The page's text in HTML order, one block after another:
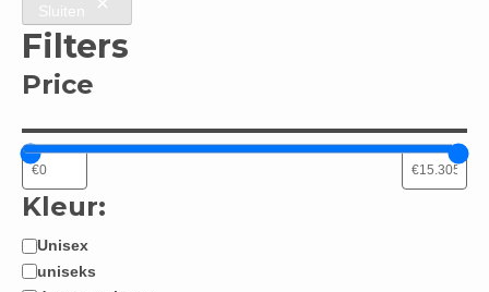
Sluiten
Filters
Price
Kleur:
Jongen
/
Unisex
uniseks